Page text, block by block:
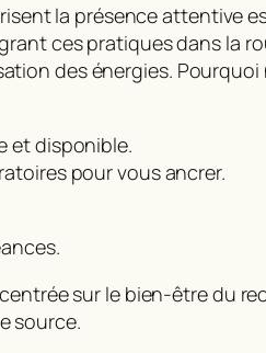
la présence attentive
ces pratiques dans
des énergies.
et disponible.
pour vous ancrer.
sur le bien-être du
source.